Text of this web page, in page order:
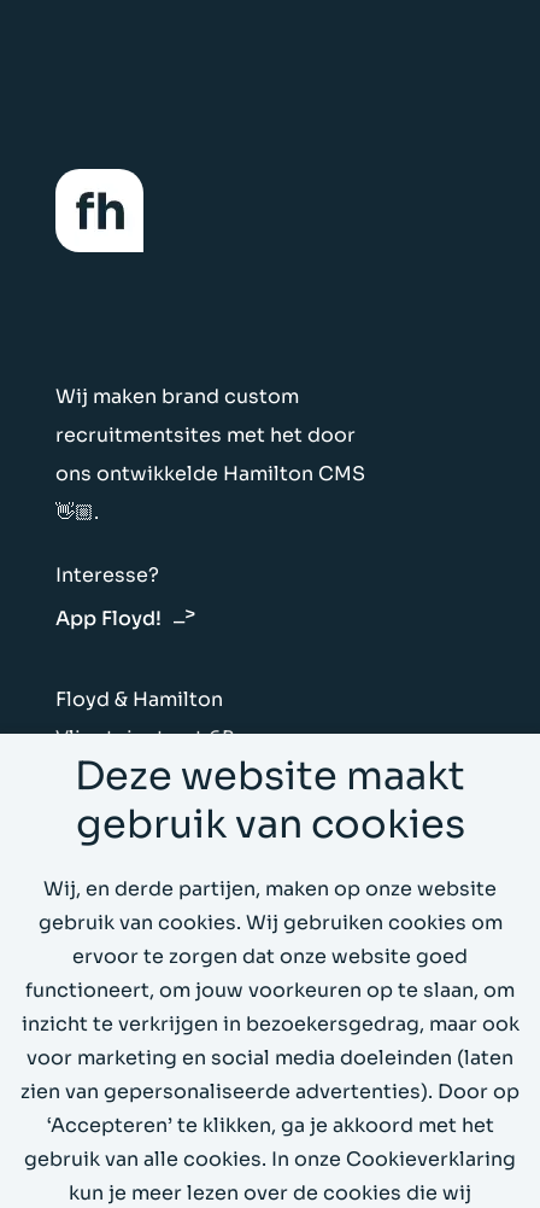
Deze website maakt
gebruik van cookies
Wij, en derde partijen, maken op onze website
gebruik van cookies. Wij gebruiken cookies om
ervoor te zorgen dat onze website goed
functioneert, om jouw voorkeuren op te slaan, om
inzicht te verkrijgen in bezoekersgedrag, maar ook
voor marketing en social media doeleinden (laten
zien van gepersonaliseerde advertenties). Door op
‘Accepteren’ te klikken, ga je akkoord met het
gebruik van alle cookies. In onze Cookieverklaring
kun je meer lezen over de cookies die wij
Wij maken brand custom
recruitmentsites met het door
ons ontwikkelde Hamilton CMS
👋🏼.
Interesse?
App Floyd!
Floyd & Hamilton
Vliegtuigstraat 6B
1059 CL Amsterdam
Stuur ons een mail
Bel ons op 020 4199066
Whitepapers
Demo omgeving